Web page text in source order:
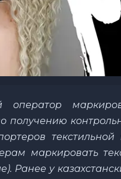
получению
маркировать
Ранее у